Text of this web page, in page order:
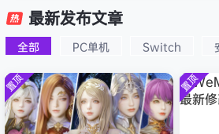
速：地平
线
6（Forza
Horizon
6）免安装
中文版
心/Atomi
c
Heart》
文版
n
安
版
e******i
欢迎Q*H
欢迎e******i 加入本站
8
欢迎普洱 加入本站 8月6日
欢迎0**3 加入本站
8月6日
欢迎c***s 加入本站
最新发布文章
全部 PC单机 Switch
置顶 置顶